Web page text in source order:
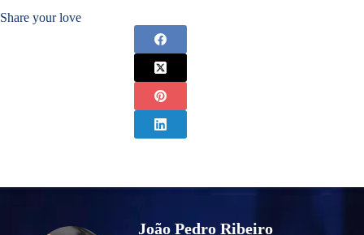
Share your love
João Pedro Ribeiro